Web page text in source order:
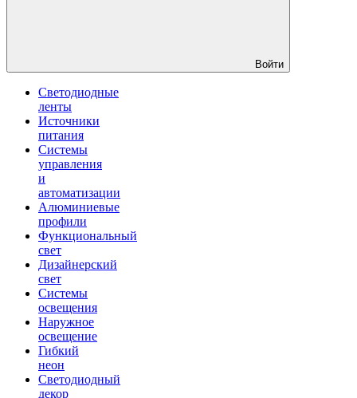
Войти
Светодиодные
ленты
Источники
питания
Системы
управления
и
автоматизации
Алюминиевые
профили
Функциональный
свет
Дизайнерский
свет
Системы
освещения
Наружное
освещение
Гибкий
неон
Светодиодный
декор